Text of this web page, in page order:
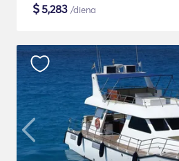
$5,283 /diena